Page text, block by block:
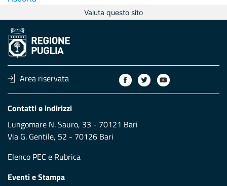
Valuta questo sito
Area riservata
Contatti e indirizzi
Lungomare N. Sauro, 33 - 70121 Bari
Via G. Gentile, 52 - 70126 Bari
Elenco PEC e Rubrica
Eventi e Stampa